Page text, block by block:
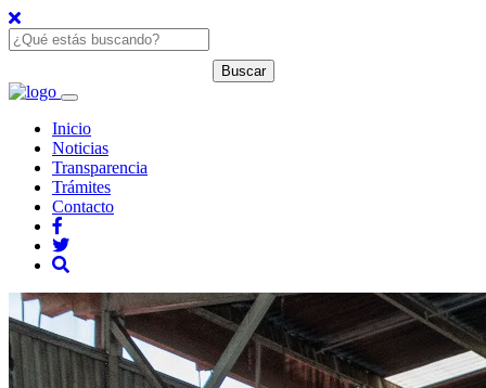
Inicio
Noticias
Transparencia
Trámites
Contacto